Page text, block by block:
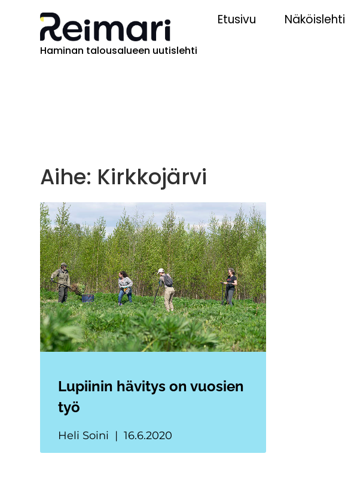
Haminan talousalueen uutislehti
Etusivu Näköislehti
Aihe: Kirkkojärvi
Lupiinin hävitys on vuosien
työ
Heli Soini 16.6.2020